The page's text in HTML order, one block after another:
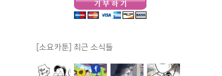
[소요카툰] 최근 소식들